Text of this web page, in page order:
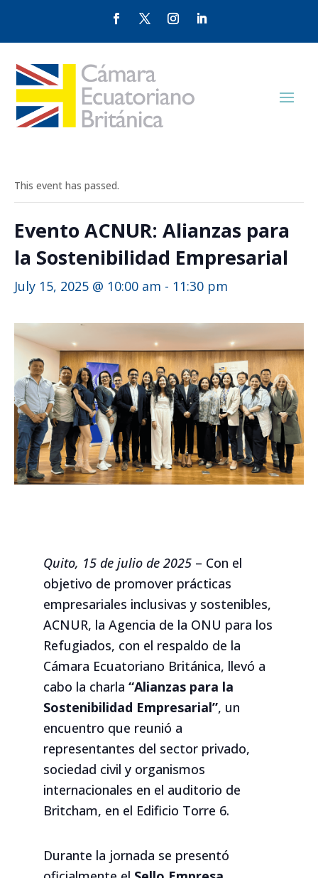
This event has passed.
Evento ACNUR: Alianzas para
la Sostenibilidad Empresarial
July 15, 2025 @ 10:00 am - 11:30 pm
Quito, 15 de julio de 2025– Con el
objetivo de promover prácticas
empresariales inclusivas y sostenibles,
ACNUR, la Agencia de la ONU para los
Refugiados, con el respaldo de la
Cámara Ecuatoriano Británica, llevó a
cabo la charla “Alianzas para la
Sostenibilidad Empresarial”, un
encuentro que reunió a
representantes del sector privado,
sociedad civil y organismos
internacionales en el auditorio de
Britcham, en el Edificio Torre 6.
Durante la jornada se presentó